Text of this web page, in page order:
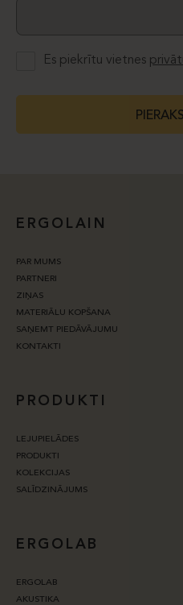
Es piekrītu vietnes
ERGOLAIN
PAR MUMS
PARTNERI
ZIŅAS
MATERIĀLU KOPŠANA
SAŅEMT PIEDĀVĀJUMU
KONTAKTI
PRODUKTI
LEJUPIELĀDES
PRODUKTI
KOLEKCIJAS
SALĪDZINĀJUMS
ERGOLAB
ERGOLAB
AKUSTIKA